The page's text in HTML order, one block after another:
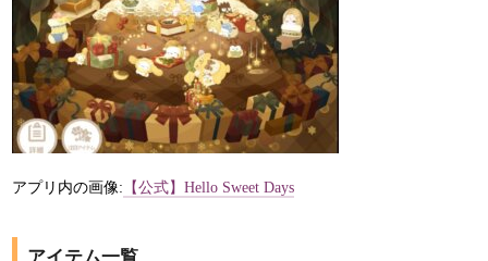
アプリ内の画像: 【公式】Hello Sweet Days